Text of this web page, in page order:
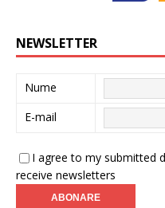
NEWSLETTER
Nume
E-mail
I agree to my submitted
receive newsletters